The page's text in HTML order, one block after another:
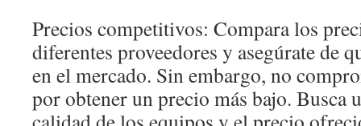
Precios competitivos: Compara los
diferentes proveedores y asegúrate de
en el mercado. Sin embargo, no
por obtener un precio más bajo. Busca